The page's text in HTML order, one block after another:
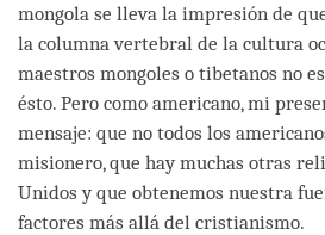
mongola se lleva la impresión de
la columna vertebral de la cultura
maestros mongoles o tibetanos no
ésto. Pero como americano, mi
mensaje: que no todos los
misionero, que hay muchas otras
Unidos y que obtenemos nuestra
factores más allá del cristianismo.